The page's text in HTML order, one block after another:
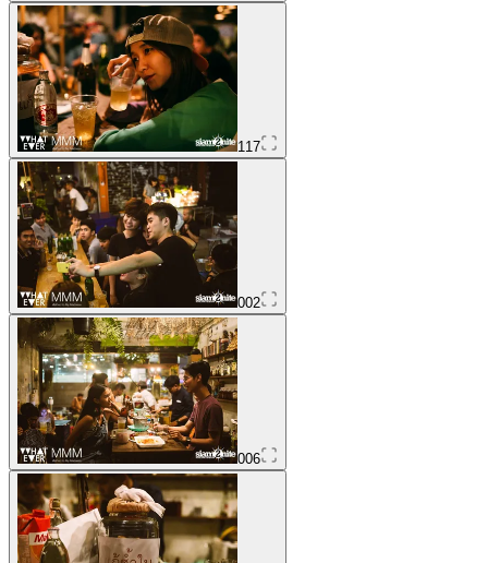
117
002
006